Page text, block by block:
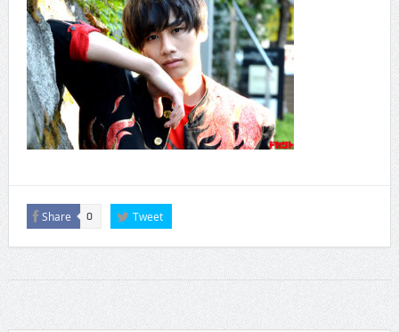
Share 0 Tweet